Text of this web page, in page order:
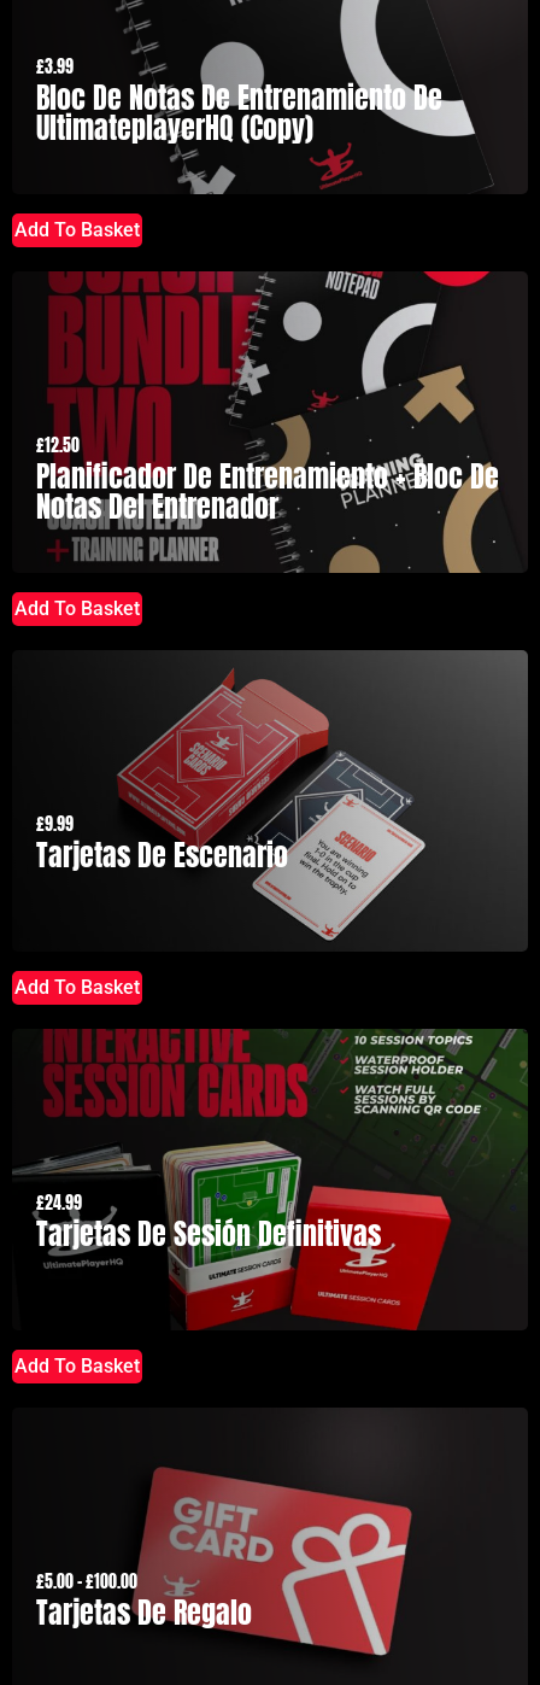
Bloc De Notas De Entrenamiento De
UltimateplayerHQ (Copy)
£3.99
Add To Basket
Planificador De Entrenamiento + Bloc De
Notas Del Entrenador
£12.50
Add To Basket
Tarjetas De Escenario
£9.99
Add To Basket
Tarjetas De Sesión Definitivas
£24.99
Add To Basket
Tarjetas De Regalo
£5.00–£100.00